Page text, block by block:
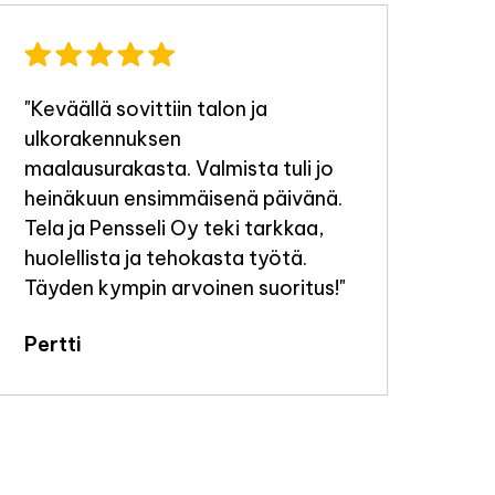
"Keväällä sovittiin talon ja
ulkorakennuksen
maalausurakasta. Valmista tuli jo
heinäkuun ensimmäisenä päivänä.
Tela ja Pensseli Oy teki tarkkaa,
huolellista ja tehokasta työtä.
Täyden kympin arvoinen suoritus!"
Pertti